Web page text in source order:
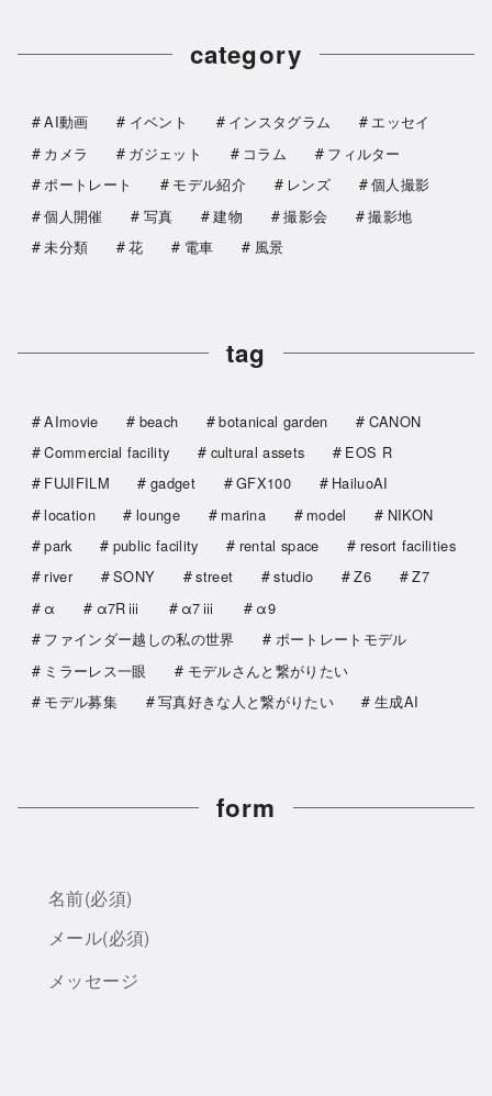
category
AI動画 イベント インスタグラム
エッセイ
カメラ
ガジェット コラム
フィルター
ポートレート
モデル紹介 レンズ
個人撮影
個人開催
写真 建物 撮影会
撮影地
未分類
花 電車 風景
tag
AImovie beach botanical garden
CANON
Commercial facility
cultural assets
EOS R
FUJIFILM
gadget GFX100
HailuoAI
location
lounge marina model
NIKON
park
public facility rental space
resort facilities
river
SONY street studio Z6
Z7
α
α7Rⅲ α7ⅲ
α9
ファインダー越しの私の世界
ポートレートモデル
ミラーレス一眼
モデルさんと繋がりたい
モデル募集
写真好きな人と繋がりたい 生成AI
form
名前(必須)
メール(必須)
メッセージ